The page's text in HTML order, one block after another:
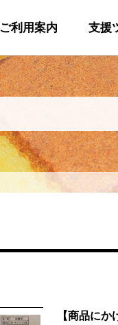
ご利用案内 支援
【商品にか